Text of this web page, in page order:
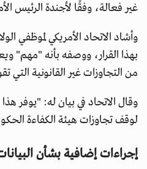
غير فعالة، وفقًا لأجندة الرئيس
وأشاد الاتحاد الأمريكي لموظفي
بهذا القرار، ووصفه بأنه "مهم"
من التجاوزات غير القانونية التي
وقال الاتحاد في بيان له: "يوفر
لوقف تجاوزات هيئة الكفاءة
إجراءات إضافية بشأن